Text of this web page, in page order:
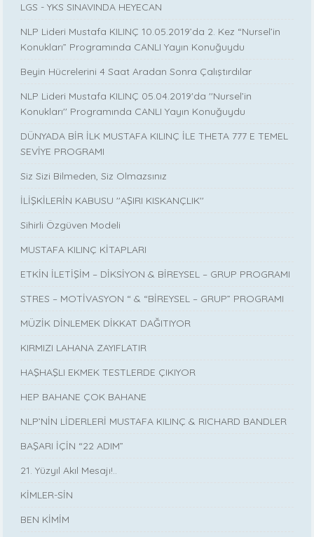
LGS - YKS SINAVINDA HEYECAN
NLP Lideri Mustafa KILINÇ 10.05.2019’da 2. Kez “Nursel’in
Konukları” Programında CANLI Yayın Konuğuydu
Beyin Hücrelerini 4 Saat Aradan Sonra Çalıştırdılar
NLP Lideri Mustafa KILINÇ 05.04.2019'da ''Nursel’in
Konukları'' Programında CANLI Yayın Konuğuydu
DÜNYADA BİR İLK MUSTAFA KILINÇ İLE THETA 777 E TEMEL
SEVİYE PROGRAMI
Siz Sizi Bilmeden, Siz Olmazsınız
İLİŞKİLERİN KABUSU ''AŞIRI KISKANÇLIK''
Sihirli Özgüven Modeli
MUSTAFA KILINÇ KİTAPLARI
ETKİN İLETİŞİM – DİKSİYON & BİREYSEL – GRUP PROGRAMI
STRES – MOTİVASYON “ & “BİREYSEL – GRUP” PROGRAMI
MÜZİK DİNLEMEK DİKKAT DAĞITIYOR
KIRMIZI LAHANA ZAYIFLATIR
HAŞHAŞLI EKMEK TESTLERDE ÇIKIYOR
HEP BAHANE ÇOK BAHANE
NLP’NİN LİDERLERİ MUSTAFA KILINÇ & RICHARD BANDLER
BAŞARI İÇİN “22 ADIM”
21. Yüzyıl Akıl Mesajı!..
KİMLER-SİN
BEN KİMİM